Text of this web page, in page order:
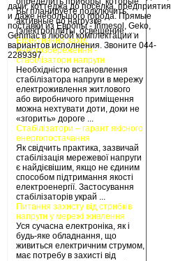
дачи, коттеджа до поселка, предприятия
и даже небольшого города. Прямые
поставки из Европы - Inmesol, Geko,
Genmac в любой комплектации и
вариантов исполнения. Звоните 044-
2289397
Вы планируете подключить:
активные по нагрузке
(электроплиты, освещение, ...
Ефективний захід
енергозбереження -
стабілізатори напруги
Необхідністю встановлення
стабілізатора напруги в мережу
електроживлення житлового
або виробничого приміщення
можна нехтувати доти, доки не
«згорить» дороге ...
Стабілізатори – гарант якісного
енергопостачання
Як свідчить практика, зазвичай
стабілізація мережевої напруги
є найдієвішим, якщо не єдиним
способом підтримання якості
електроенергії. Застосування
стабілізаторів украй ...
Питання захисту від стрибків
напруги у мережі живлення
Уся сучасна електроніка, як і
будь-яке обладнання, що
живиться електричним струмом,
має потребу в захисті від